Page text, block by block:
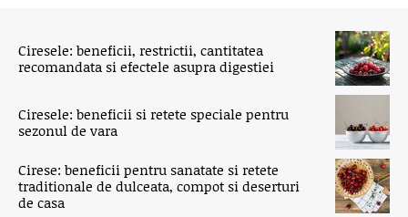
Ciresele: beneficii, restrictii, cantitatea
recomandata si efectele asupra digestiei
Ciresele: beneficii si retete speciale pentru
sezonul de vara
Cirese: beneficii pentru sanatate si retete
traditionale de dulceata, compot si deserturi
de casa